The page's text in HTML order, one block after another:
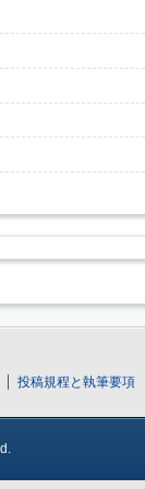
投稿規程と執筆要項